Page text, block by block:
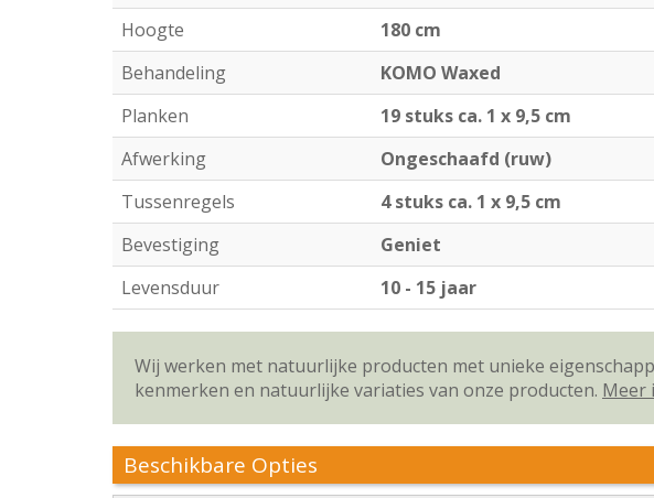
Hoogte
180 cm
Behandeling
KOMO Waxed
Planken
19 stuks ca. 1 x 9,5 cm
Afwerking
Ongeschaafd (ruw)
Tussenregels
4 stuks ca. 1 x 9,5 cm
Bevestiging
Geniet
Levensduur
10 - 15 jaar
Wij werken met natuurlijke producten met unieke
kenmerken en natuurlijke variaties van onze producten. Meer
Beschikbare Opties